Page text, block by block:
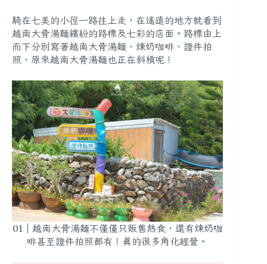
騎在七美的小徑一路往上走，在遙遠的地方就看到
越南大骨湯麵繽紛的路標及七彩的店面。路標由上
而下分別寫著越南大骨湯麵、煉奶咖啡、證件拍
照，原來越南大骨湯麵也正在斜槓呢！
01｜越南大骨湯麵不僅僅只販售熱食，還有煉奶咖
啡甚至證件拍照都有！真的很多角化經營。